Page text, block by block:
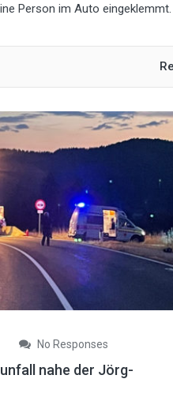
Person im Auto
No Responses
nahe der Jörg-